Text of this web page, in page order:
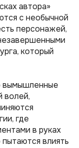
автора»
с необычной
персонажей,
который
вымышленные
волей,
где
в руках
влиять